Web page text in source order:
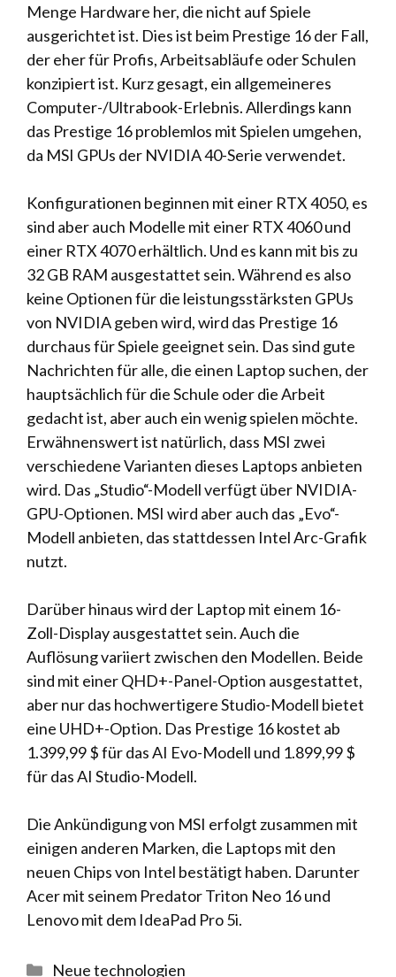
Menge Hardware her, die nicht auf Spiele
ausgerichtet ist. Dies ist beim Prestige 16 der Fall,
der eher für Profis, Arbeitsabläufe oder Schulen
konzipiert ist. Kurz gesagt, ein allgemeineres
Computer-/Ultrabook-Erlebnis. Allerdings kann
das Prestige 16 problemlos mit Spielen umgehen,
da MSI GPUs der NVIDIA 40-Serie verwendet.
Konfigurationen beginnen mit einer RTX 4050, es
sind aber auch Modelle mit einer RTX 4060 und
einer RTX 4070 erhältlich. Und es kann mit bis zu
32 GB RAM ausgestattet sein. Während es also
keine Optionen für die leistungsstärksten GPUs
von NVIDIA geben wird, wird das Prestige 16
durchaus für Spiele geeignet sein. Das sind gute
Nachrichten für alle, die einen Laptop suchen, der
hauptsächlich für die Schule oder die Arbeit
gedacht ist, aber auch ein wenig spielen möchte.
Erwähnenswert ist natürlich, dass MSI zwei
verschiedene Varianten dieses Laptops anbieten
wird. Das „Studio“-Modell verfügt über NVIDIA-
GPU-Optionen. MSI wird aber auch das „Evo“-
Modell anbieten, das stattdessen Intel Arc-Grafik
nutzt.
Darüber hinaus wird der Laptop mit einem 16-
Zoll-Display ausgestattet sein. Auch die
Auflösung variiert zwischen den Modellen. Beide
sind mit einer QHD+-Panel-Option ausgestattet,
aber nur das hochwertigere Studio-Modell bietet
eine UHD+-Option. Das Prestige 16 kostet ab
1.399,99 $ für das AI Evo-Modell und 1.899,99 $
für das AI Studio-Modell.
Die Ankündigung von MSI erfolgt zusammen mit
einigen anderen Marken, die Laptops mit den
neuen Chips von Intel bestätigt haben. Darunter
Acer mit seinem Predator Triton Neo 16 und
Lenovo mit dem IdeaPad Pro 5i.
Kategorien
Neue technologien